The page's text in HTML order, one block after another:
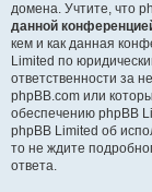
домена. Учтите, что
данной
кем и как данная
Limited по
ответственности за
phpBB.com или
обеспечению phpBB
phpBB Limited об
то не ждите
ответа.